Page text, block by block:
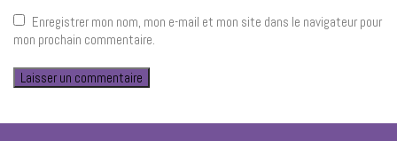
Enregistrer mon nom, mon e-mail et mon site dans le navigateur pour
mon prochain commentaire.